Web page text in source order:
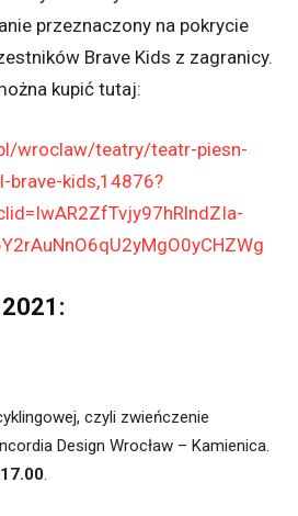
przeznaczony na pokrycie
Brave Kids z zagranicy.
kupić tutaj:
wroclaw/teatry/teatr-piesn-
brave-kids,14876?
czyli zwieńczenie
Design Wrocław – Kamienica.
17.00